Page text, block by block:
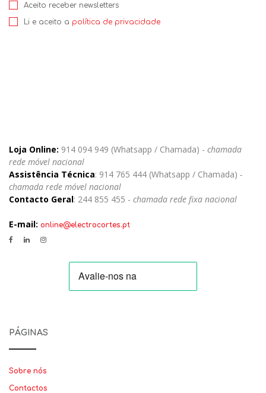
Aceito receber newsletters
Li e aceito a política de privacidade
Loja Online: 914 094 949 (Whatsapp / Chamada) - chamada
rede móvel nacional
Assistência Técnica: 914 765 444 (Whatsapp / Chamada) -
chamada rede móvel nacional
Contacto Geral: 244 855 455 - chamada rede fixa nacional
E-mail: online@electrocortes.pt
PÁGINAS
Sobre nós
Contactos